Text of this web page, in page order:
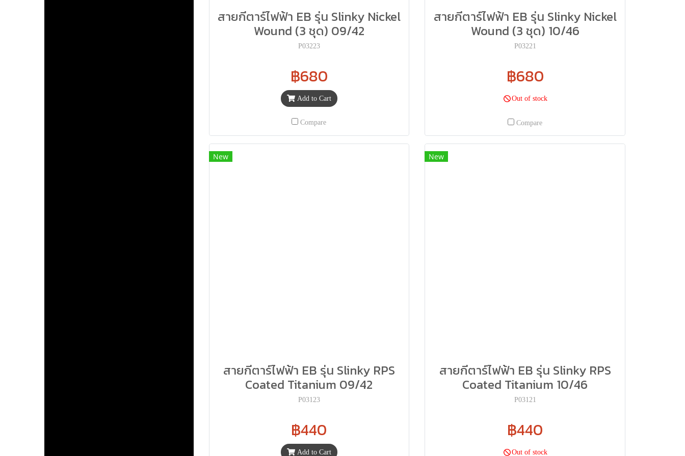
สายกีตาร์ไฟฟ้า EB รุ่น Slinky Nickel
Wound (3 ชุด) 09/42
P03223
฿680
Add to Cart
Compare
สายกีตาร์ไฟฟ้า EB รุ่น Slinky Nickel
Wound (3 ชุด) 10/46
P03221
฿680
Out of stock
Compare
New
สายกีตาร์ไฟฟ้า EB รุ่น Slinky RPS
Coated Titanium 09/42
P03123
฿440
Add to Cart
New
สายกีตาร์ไฟฟ้า EB รุ่น Slinky RPS
Coated Titanium 10/46
P03121
฿440
Out of stock